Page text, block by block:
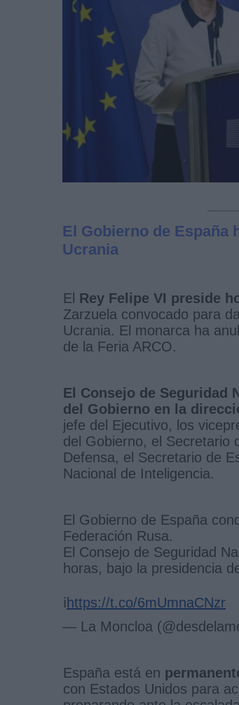
El Gobierno de España
Ucrania
El Rey Felipe VI preside
Zarzuela convocado para
Ucrania. El monarca ha
de la Feria ARCO.
El Consejo de Seguridad
del Gobierno en la
jefe del Ejecutivo, los
del Gobierno, el Secretario
Defensa, el Secretario de
Nacional de Inteligencia.
El Gobierno de España
Federación Rusa.
El Consejo de Seguridad
horas, bajo la presidencia
ℹ️https://t.co/6mUmnaCNzr
— La Moncloa
España está en
con Estados Unidos para